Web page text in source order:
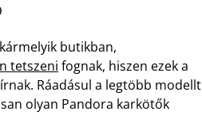
butikban,
tetszeni fognak, hiszen ezek a
Ráadásul a legtöbb modellt
olyan Pandora karkötők